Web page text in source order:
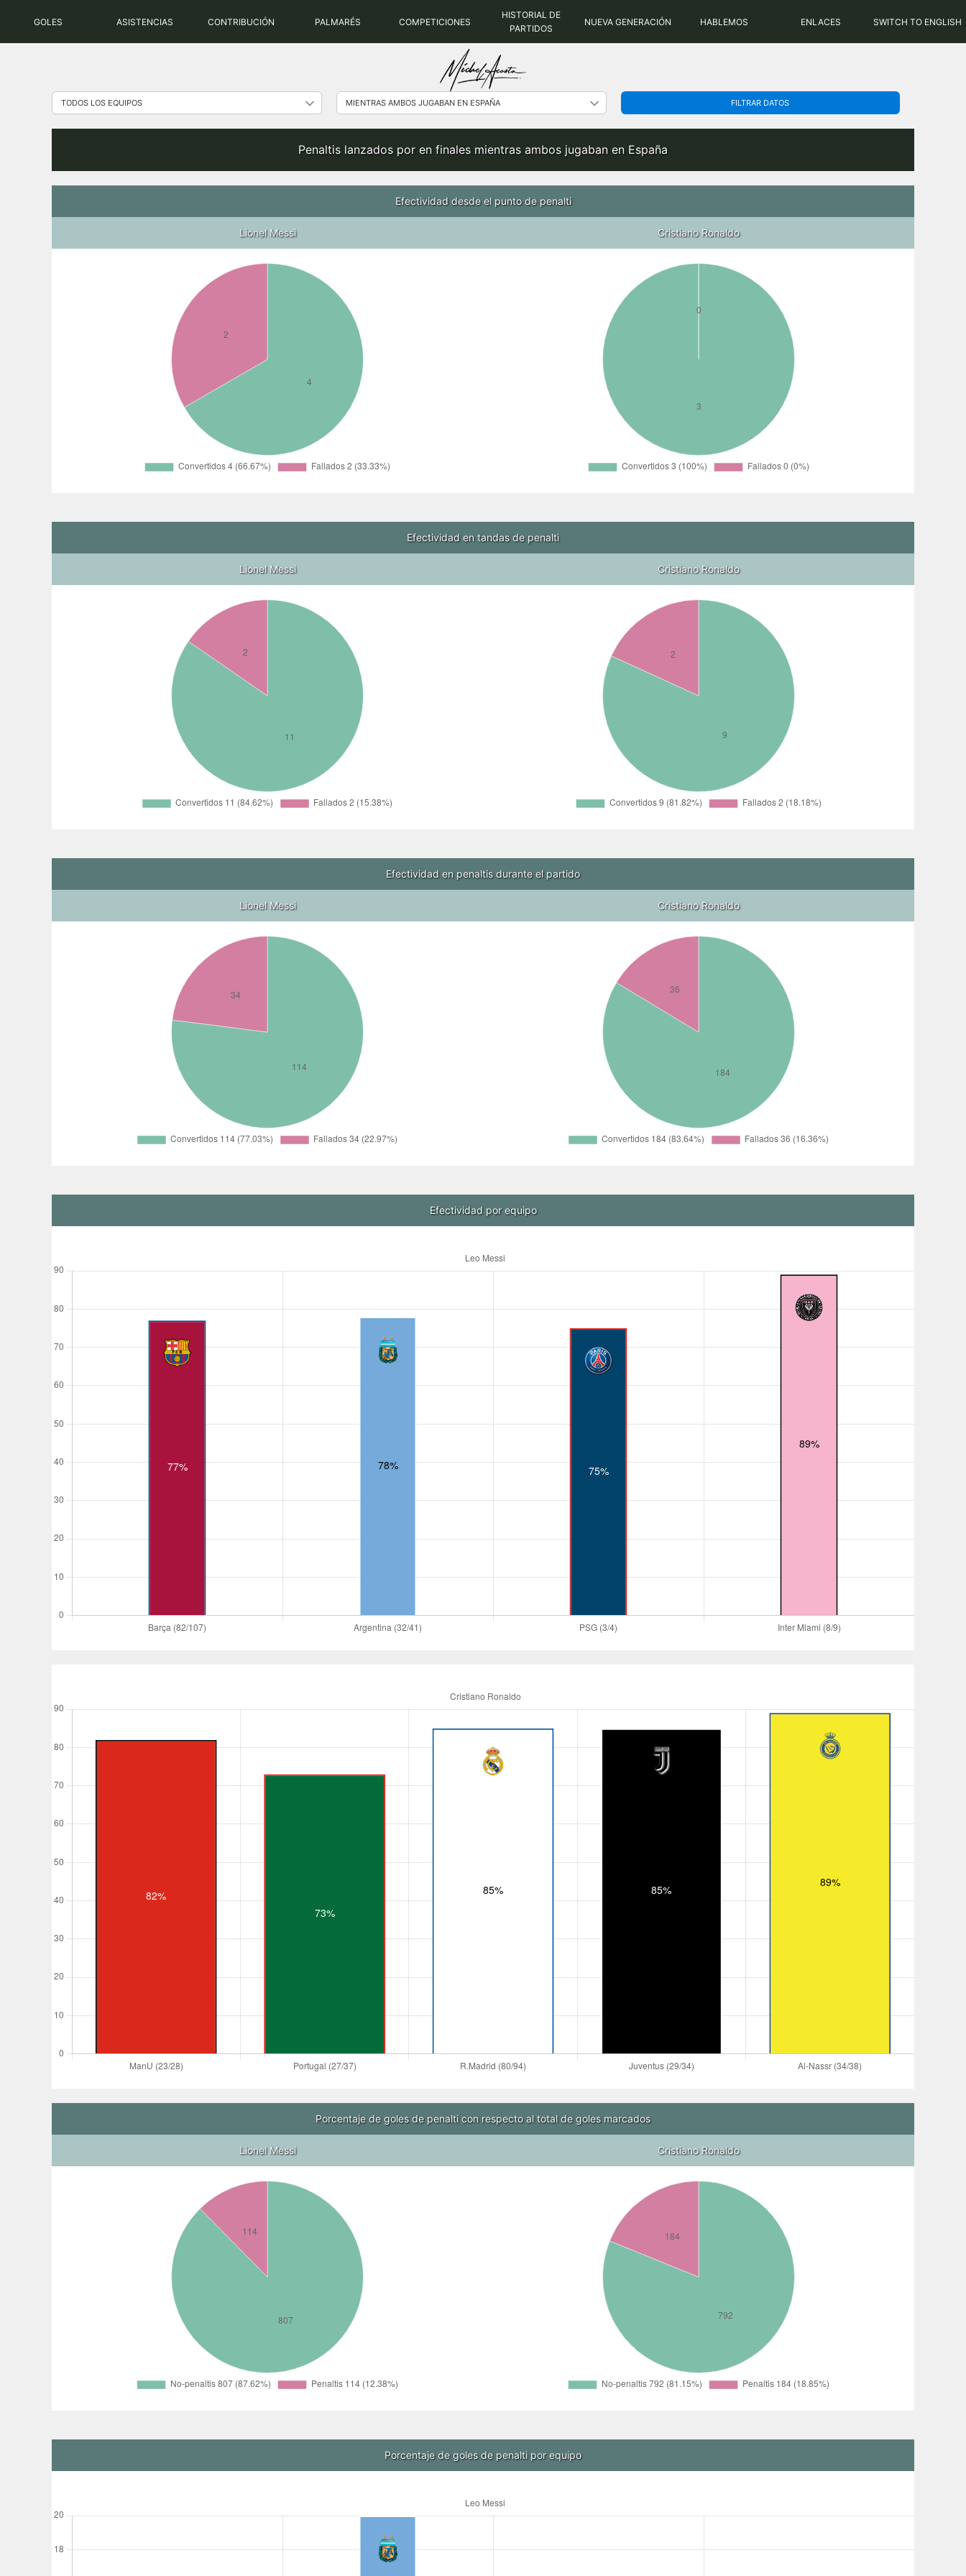
GOLES ASISTENCIAS CONTRIBUCIÓN PALMARÉS COMPETICIONES
HISTORIAL DE
PARTIDOS
NUEVA GENERACIÓN HABLEMOS ENLACES SWITCH TO ENGLISH
FILTRAR DATOS
Penaltis lanzados por en finales mientras ambos jugaban en España
Efectividad desde el punto de penalti
Lionel Messi Cristiano Ronaldo
Efectividad en tandas de penalti
Lionel Messi Cristiano Ronaldo
Efectividad en penaltis durante el partido
Lionel Messi Cristiano Ronaldo
Efectividad por equipo
Porcentaje de goles de penalti con respecto al total de goles marcados
Lionel Messi Cristiano Ronaldo
Porcentaje de goles de penalti por equipo